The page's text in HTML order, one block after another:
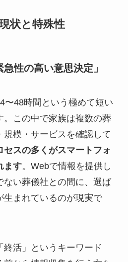
状と特殊性
性の高い意思決定」
〜48時間という極めて短い
。この中で家族は複数の葬
模・サービスを確認して
セスの多くがスマートフォ
ます。Webで情報を提供し
ない葬儀社との間に、選ば
生まれているのが現実で
活」というキーワード